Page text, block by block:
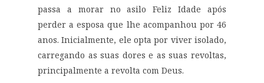
passa a morar no asilo Feliz Idade após
perder a esposa que lhe acompanhou por 46
anos. Inicialmente, ele opta por viver isolado,
carregando as suas dores e as suas revoltas,
principalmente a revolta com Deus.